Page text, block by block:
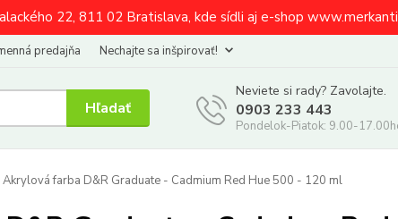
22, 811 02 Bratislava, kde sídli aj e-shop
predajňa Nechajte sa inšpirovať!
Hľadať
Neviete si rady? Zavolajte.
0903 233 443
Pondelok-Piatok: 9.00-
Akrylová farba D&R Graduate - Cadmium Red Hue 500 - 120 ml